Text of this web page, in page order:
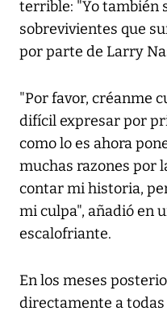
terrible: "Yo también
sobrevivientes que
por parte de Larry
"Por favor, créanme
difícil expresar por
como lo es ahora
muchas razones por
contar mi historia,
mi culpa", añadió en
escalofriante.
En los meses
directamente a